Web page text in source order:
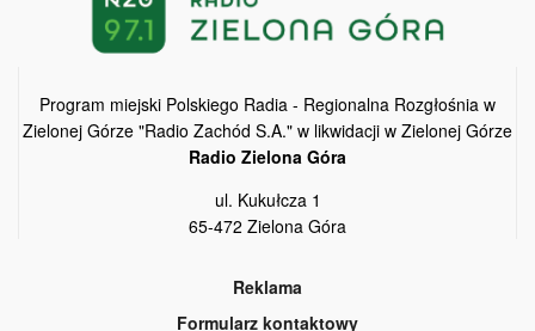
Program miejski Polskiego Radia - Regionalna Rozgłośnia w
Zielonej Górze "Radio Zachód S.A." w likwidacji w Zielonej Górze
Radio Zielona Góra
ul. Kukułcza 1
65-472 Zielona Góra
Reklama
Formularz kontaktowy